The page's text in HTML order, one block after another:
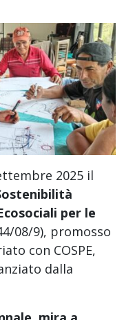
2025 il
per le
08/9), promosso
con COSPE,
dalla